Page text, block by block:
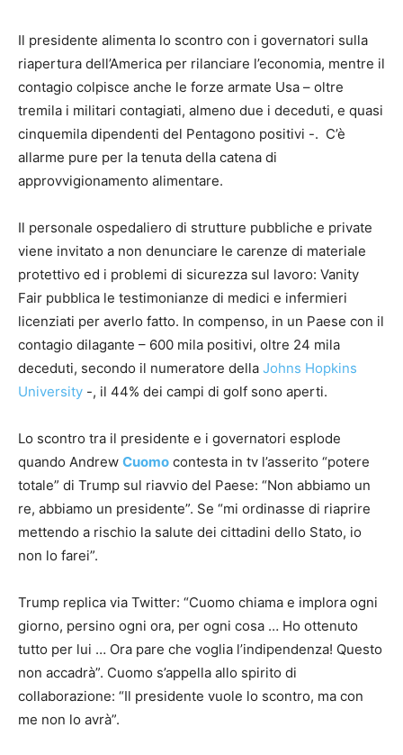
Il presidente alimenta lo scontro con i governatori sulla
riapertura dell’America per rilanciare l’economia, mentre il
contagio colpisce anche le forze armate Usa – oltre
tremila i militari contagiati, almeno due i deceduti, e quasi
cinquemila dipendenti del Pentagono positivi -. C’è
allarme pure per la tenuta della catena di
approvvigionamento alimentare.
Il personale ospedaliero di strutture pubbliche e private
viene invitato a non denunciare le carenze di materiale
protettivo ed i problemi di sicurezza sul lavoro: Vanity
Fair pubblica le testimonianze di medici e infermieri
licenziati per averlo fatto. In compenso, in un Paese con il
contagio dilagante – 600 mila positivi, oltre 24 mila
deceduti, secondo il numeratore della Johns Hopkins
University -, il 44% dei campi di golf sono aperti.
Lo scontro tra il presidente e i governatori esplode
quando Andrew Cuomo contesta in tv l’asserito “potere
totale” di Trump sul riavvio del Paese: “Non abbiamo un
re, abbiamo un presidente”. Se “mi ordinasse di riaprire
mettendo a rischio la salute dei cittadini dello Stato, io
non lo farei”.
Trump replica via Twitter: “Cuomo chiama e implora ogni
giorno, persino ogni ora, per ogni cosa … Ho ottenuto
tutto per lui … Ora pare che voglia l’indipendenza! Questo
non accadrà”. Cuomo s’appella allo spirito di
collaborazione: “Il presidente vuole lo scontro, ma con
me non lo avrà”.